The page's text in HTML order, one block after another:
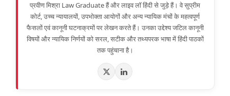
प्रवीण मिश्रा Law Graduate हैं और लाइव लॉ हिंदी से जुड़े हैं। वे सुप्रीम
कोर्ट, उच्च न्यायालयों, उपभोक्ता आयोगों और अन्य न्यायिक मंचों के महत्वपूर्ण
फैसलों एवं कानूनी घटनाक्रमों पर लेखन करते हैं। उनका उद्देश्य जटिल कानूनी
विषयों और न्यायिक निर्णयों को सरल, सटीक और तथ्यपरक भाषा में हिंदी पाठकों
तक पहुंचाना है।